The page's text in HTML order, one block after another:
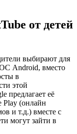
от детей
выбирают для
Android, вместо
в
этой
предлагает её
Play (онлайн
и т.д.) вместе с
могут зайти в